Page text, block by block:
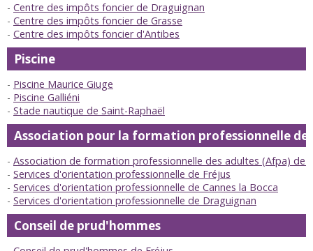
Centre des impôts foncier de Draguignan
Centre des impôts foncier de Grasse
Centre des impôts foncier d'Antibes
Piscine
Piscine Maurice Giuge
Piscine Galliéni
Stade nautique de Saint-Raphaël
Association pour la formation professionnelle
Association de formation professionnelle des adultes (Afpa) de
Services d'orientation professionnelle de Fréjus
Services d'orientation professionnelle de Cannes la Bocca
Services d'orientation professionnelle de Draguignan
Conseil de prud'hommes